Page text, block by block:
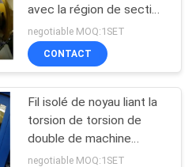
torsion
47
avec la région de section
de toronnage 0,0014 à
0.035mm2
negotiable MOQ:1SET
CONTACT
Fil isolé de noyau liant la
torsion de torsion de
double de machine
câblant librement
negotiable MOQ:1SET